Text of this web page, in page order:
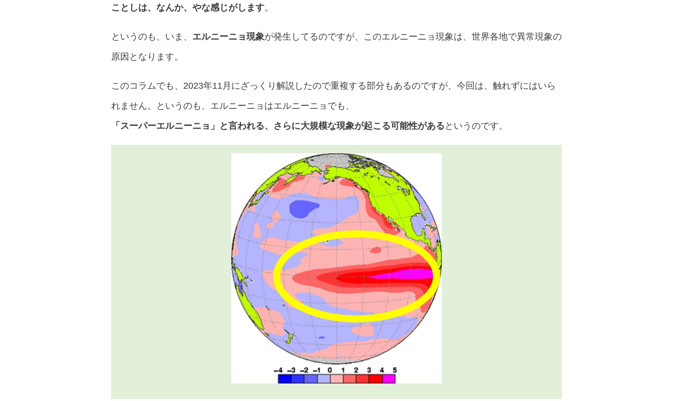
ことしは、なんか、やな感じがします。
というのも、いま、 エルニーニョ現象が発生してるのですが、このエルニーニョ現象は、世界各地で異常現象の
原因となります。
このコラムでも、2023年11月にざっくり解説したので重複する部分もあるのですが、今回は、触れずにはいら
れません。というのも、エルニーニョはエルニーニョでも、
「スーパーエルニーニョ」と言われる、さらに大規模な現象が起こる可能性がある というのです。